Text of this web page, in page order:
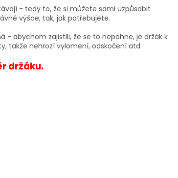
- tedy to, že si můžete sami uzpůsobit
výšce, tak, jak potřebujete.
- abychom zajistili, že se to nepohne, je držák k
takže nehrozí vylomení, odskočení atd.
držáku.